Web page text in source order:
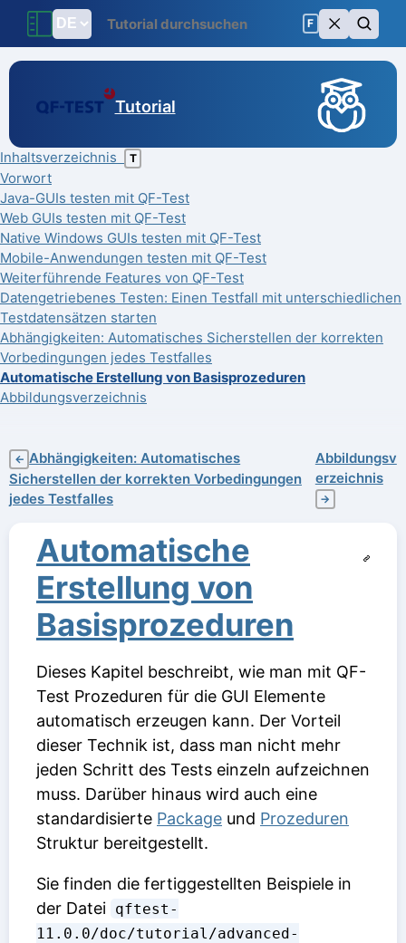
F
Tutorial
Inhaltsverzeichnis T
Vorwort
Java-GUIs testen mit QF-Test
Web GUIs testen mit QF-Test
Native Windows GUIs testen mit QF-Test
Mobile-Anwendungen testen mit QF-Test
Weiterführende Features von QF-Test
Datengetriebenes Testen: Einen Testfall mit unterschiedlichen
Testdatensätzen starten
Abhängigkeiten: Automatisches Sicherstellen der korrekten
Vorbedingungen jedes Testfalles
Automatische Erstellung von Basisprozeduren
Abbildungsverzeichnis
← Abhängigkeiten: Automatisches
Sicherstellen der korrekten Vorbedingungen
jedes Testfalles
Abbildungsv
erzeichnis
→
Automatische
Erstellung von
Basisprozeduren
Dieses Kapitel beschreibt, wie man mit QF-
Test Prozeduren für die GUI Elemente
automatisch erzeugen kann. Der Vorteil
dieser Technik ist, dass man nicht mehr
jeden Schritt des Tests einzeln aufzeichnen
muss. Darüber hinaus wird auch eine
standardisierte Package und Prozeduren
Struktur bereitgestellt.
Sie finden die fertiggestellten Beispiele in
der Datei qftest-
11.0.0/doc/tutorial/advanced-